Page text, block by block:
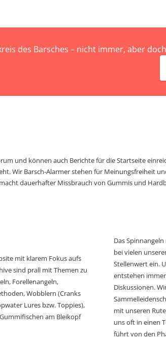
des Barsches – nicht immer, aber
und können auch Berichte für die Startseite
Wir Barsch-Alarmer stehen für Meinungsfreiheit
dauerhafter Missbrauch von Gummis und
mit klarem Fokus aufs
sind prall mit Themen zu
Forellenangeln,
Wobblern (Cranks
Lures bzw. Toppies),
am Bleikopf
Das
bei vielen
Stellenwert ein.
entstehen
Diskussionen.
mit unseren
uns oft in einen
führt von den